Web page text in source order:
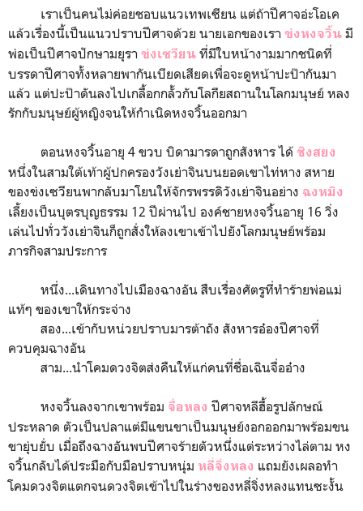
เราเป็นคนไม่ค่อยชอบแนวเทพเซียน แต่ถ้าปีศาจอ่ะโอเค
แล้วเรื่องนี้เป็นแนวปราบปีศาจด้วย นายเอกของเรา ข่งหงจวิ้น มี
พ่อเป็นปีศาจปักษามยุรา ข่งเซวียน ที่มีใบหน้างามมากชนิดที่
บรรดาปีศาจทั้งหลายพากันเบียดเสียดเพื่อจะดูหน้าปะป๊ากันมา
แล้ว แต่ปะป๊าดันลงไปเกลื้อกกลั้วกับโลกียสถานในโลกมนุษย์ หลง
รักกับมนุษย์ผู้หญิงจนให้กำเนิดหงจวิ้นออกมา
ตอนหงจวิ้นอายุ 4 ขวบ บิดามารดาถูกสังหาร ได้ ชิงสยง
หนึ่งในสามใต้เท้าผู้ปกครองวังเย่าจินบนยอดเขาไท่หาง สหาย
ของข่งเซวียนพากลับมาโยนให้จักรพรรดิวังเย่าจินอย่าง ฉงหมิง
เลี้ยงเป็นบุตรบุญธรรม 12 ปีผ่านไป องค์ชายหงจวิ้นอายุ 16 วิ่ง
เล่นไปทั่ววังเย่าจินก็ถูกสั่งให้ลงเขาเข้าไปยังโลกมนุษย์พร้อม
ภารกิจสามประการ
หนึ่ง...เดินทางไปเมืองฉางอัน สืบเรื่องศัตรูที่ทำร้ายพ่อแม่
แท้ๆ ของเขาให้กระจ่าง
สอง...เข้ากับหน่วยปราบมารต้าถัง สังหารอ๋องปีศาจที่
ควบคุมฉางอัน
สาม...นำโคมดวงจิตส่งคืนให้แก่คนที่ชื่อเฉินจื่ออ๋าง
หงจวิ้นลงจากเขาพร้อม จื่อหลง ปีศาจหลีฮื้อรูปลักษณ์
ประหลาด ตัวเป็นปลาแต่มีแขนขาเป็นมนุษย์งอกออกมาพร้อมขน
ขายุ่บยั่บ เมื่อถึงฉางอันพบปีศาจร้ายตัวหนึ่งแต่ระหว่างไล่ตาม หง
จวิ้นกลับได้ประมือกับมือปราบหนุ่ม หลี่จิ่งหลง แถมยังเผลอทำ
โคมดวงจิตแตกจนดวงจิตเข้าไปในร่างของหลี่จิ่งหลงแทนซะงั้น